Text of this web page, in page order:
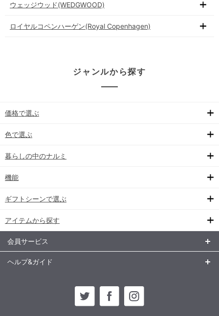
ウェッジウッド(WEDGWOOD)
ロイヤルコペンハーゲン(Royal Copenhagen)
ジャンルから探す
価格で選ぶ
色で選ぶ
暮らしの中のナルミ
機能
ギフトシーンで選ぶ
アイテムから探す
会員サービス
ヘルプ&ガイド